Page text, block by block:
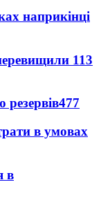
наприкінці
113
резервів477
в умовах
в